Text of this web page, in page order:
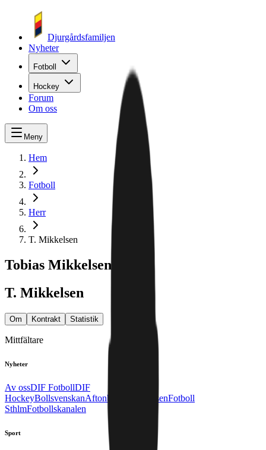
Djurgårdsfamiljen
Nyheter
Fotboll
Hockey
Forum
Om oss
Meny
Hem
Fotboll
Herr
T. Mikkelsen
Tobias Mikkelsen
T. Mikkelsen
Om Kontrakt Statistik
Mittfältare
Nyheter
Av ossDIF FotbollDIF
HockeyBollsvenskanAftonbladet ExpressenFotboll
SthlmFotbollskanalen
Sport